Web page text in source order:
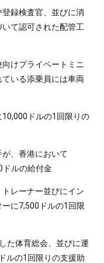
録検査官、並びに消
て認可された配管工
けプライベートミニ
いる添乗員には車両
ドルの1回限りの
、香港において
ドルの給付金
レーナー並びにイン
に7,500ドルの1回限
た体育総会、並びに運
ルの1回限りの支援助